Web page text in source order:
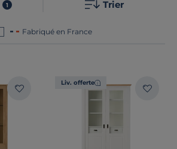
1 Trier
Fabriqué en France
Liv. offerte